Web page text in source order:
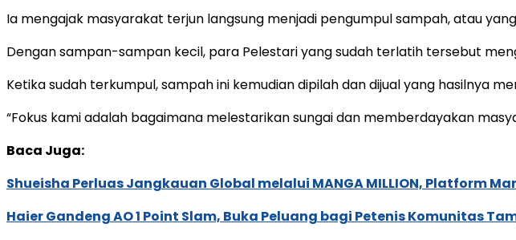
Ia mengajak masyarakat terjun langsung menjadi pengumpul sampah, atau
Dengan sampan-sampan kecil, para Pelestari yang sudah terlatih tersebut
Ketika sudah terkumpul, sampah ini kemudian dipilah dan dijual yang hasilnya
“Fokus kami adalah bagaimana melestarikan sungai dan memberdayakan
Baca Juga:
Shueisha Perluas Jangkauan Global melalui MANGA MILLION, Platform
Haier Gandeng AO 1 Point Slam, Buka Peluang bagi Petenis Komunitas